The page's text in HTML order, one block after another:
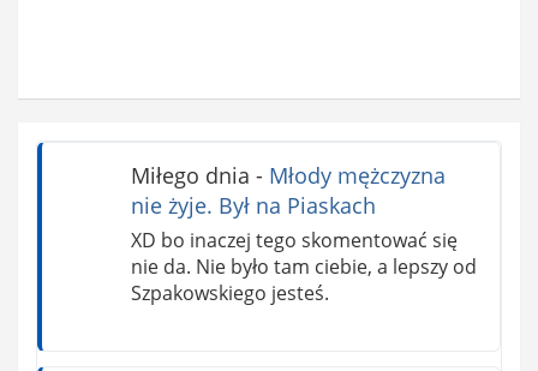
Miłego dnia - Młody mężczyzna
nie żyje. Był na Piaskach
XD bo inaczej tego skomentować się
nie da. Nie było tam ciebie, a lepszy od
Szpakowskiego jesteś.